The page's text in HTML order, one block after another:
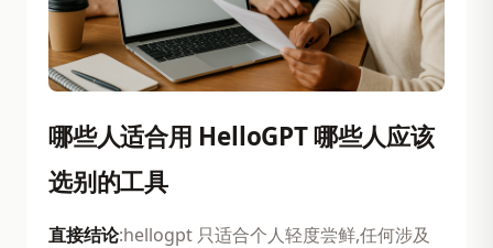
哪些人适合用 HelloGPT 哪些人应该
选别的工具
直接结论:hellogpt 只适合个人轻度尝鲜,任何涉及